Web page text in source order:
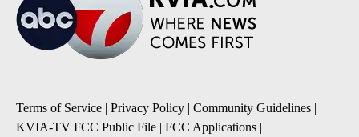
Terms of Service | Privacy Policy | Community Guidelines |
KVIA-TV FCC Public File | FCC Applications |